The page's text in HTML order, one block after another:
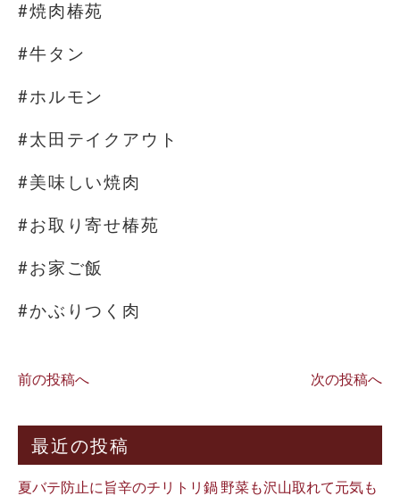
#焼肉椿苑
#牛タン
#ホルモン
#太田テイクアウト
#美味しい焼肉
#お取り寄せ椿苑
#お家ご飯
#かぶりつく肉
前の投稿へ 次の投稿へ
最近の投稿
夏バテ防止に旨辛のチリトリ鍋 野菜も沢山取れて元気も